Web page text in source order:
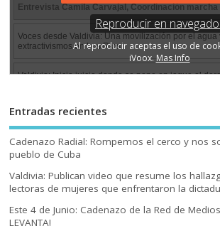
Entradas recientes
Cadenazo Radial: Rompemos el cerco y nos
pueblo de Cuba
Valdivia: Publican video que resume los
lectoras de mujeres que enfrentaron la
Este 4 de Junio: Cadenazo de la Red de
LEVANTA!